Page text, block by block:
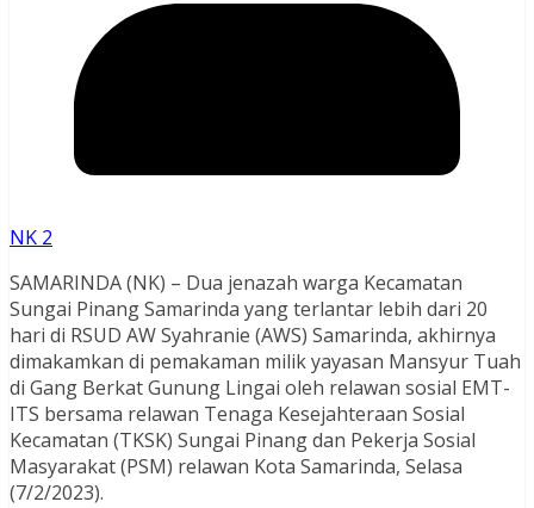
NK 2
SAMARINDA (NK) – Dua jenazah warga Kecamatan
Sungai Pinang Samarinda yang terlantar lebih dari 20
hari di RSUD AW Syahranie (AWS) Samarinda, akhirnya
dimakamkan di pemakaman milik yayasan Mansyur Tuah
di Gang Berkat Gunung Lingai oleh relawan sosial EMT-
ITS bersama relawan Tenaga Kesejahteraan Sosial
Kecamatan (TKSK) Sungai Pinang dan Pekerja Sosial
Masyarakat (PSM) relawan Kota Samarinda, Selasa
(7/2/2023).